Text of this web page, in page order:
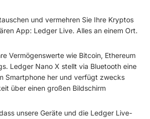
und vermehren Sie Ihre Kryptos
App: Ledger Live. Alles an einem Ort.
Vermögenswerte wie Bitcoin, Ethereum
Ledger Nano X stellt via Bluetooth eine
Smartphone her und verfügt zwecks
über einen großen Bildschirm
unsere Geräte und die Ledger Live-